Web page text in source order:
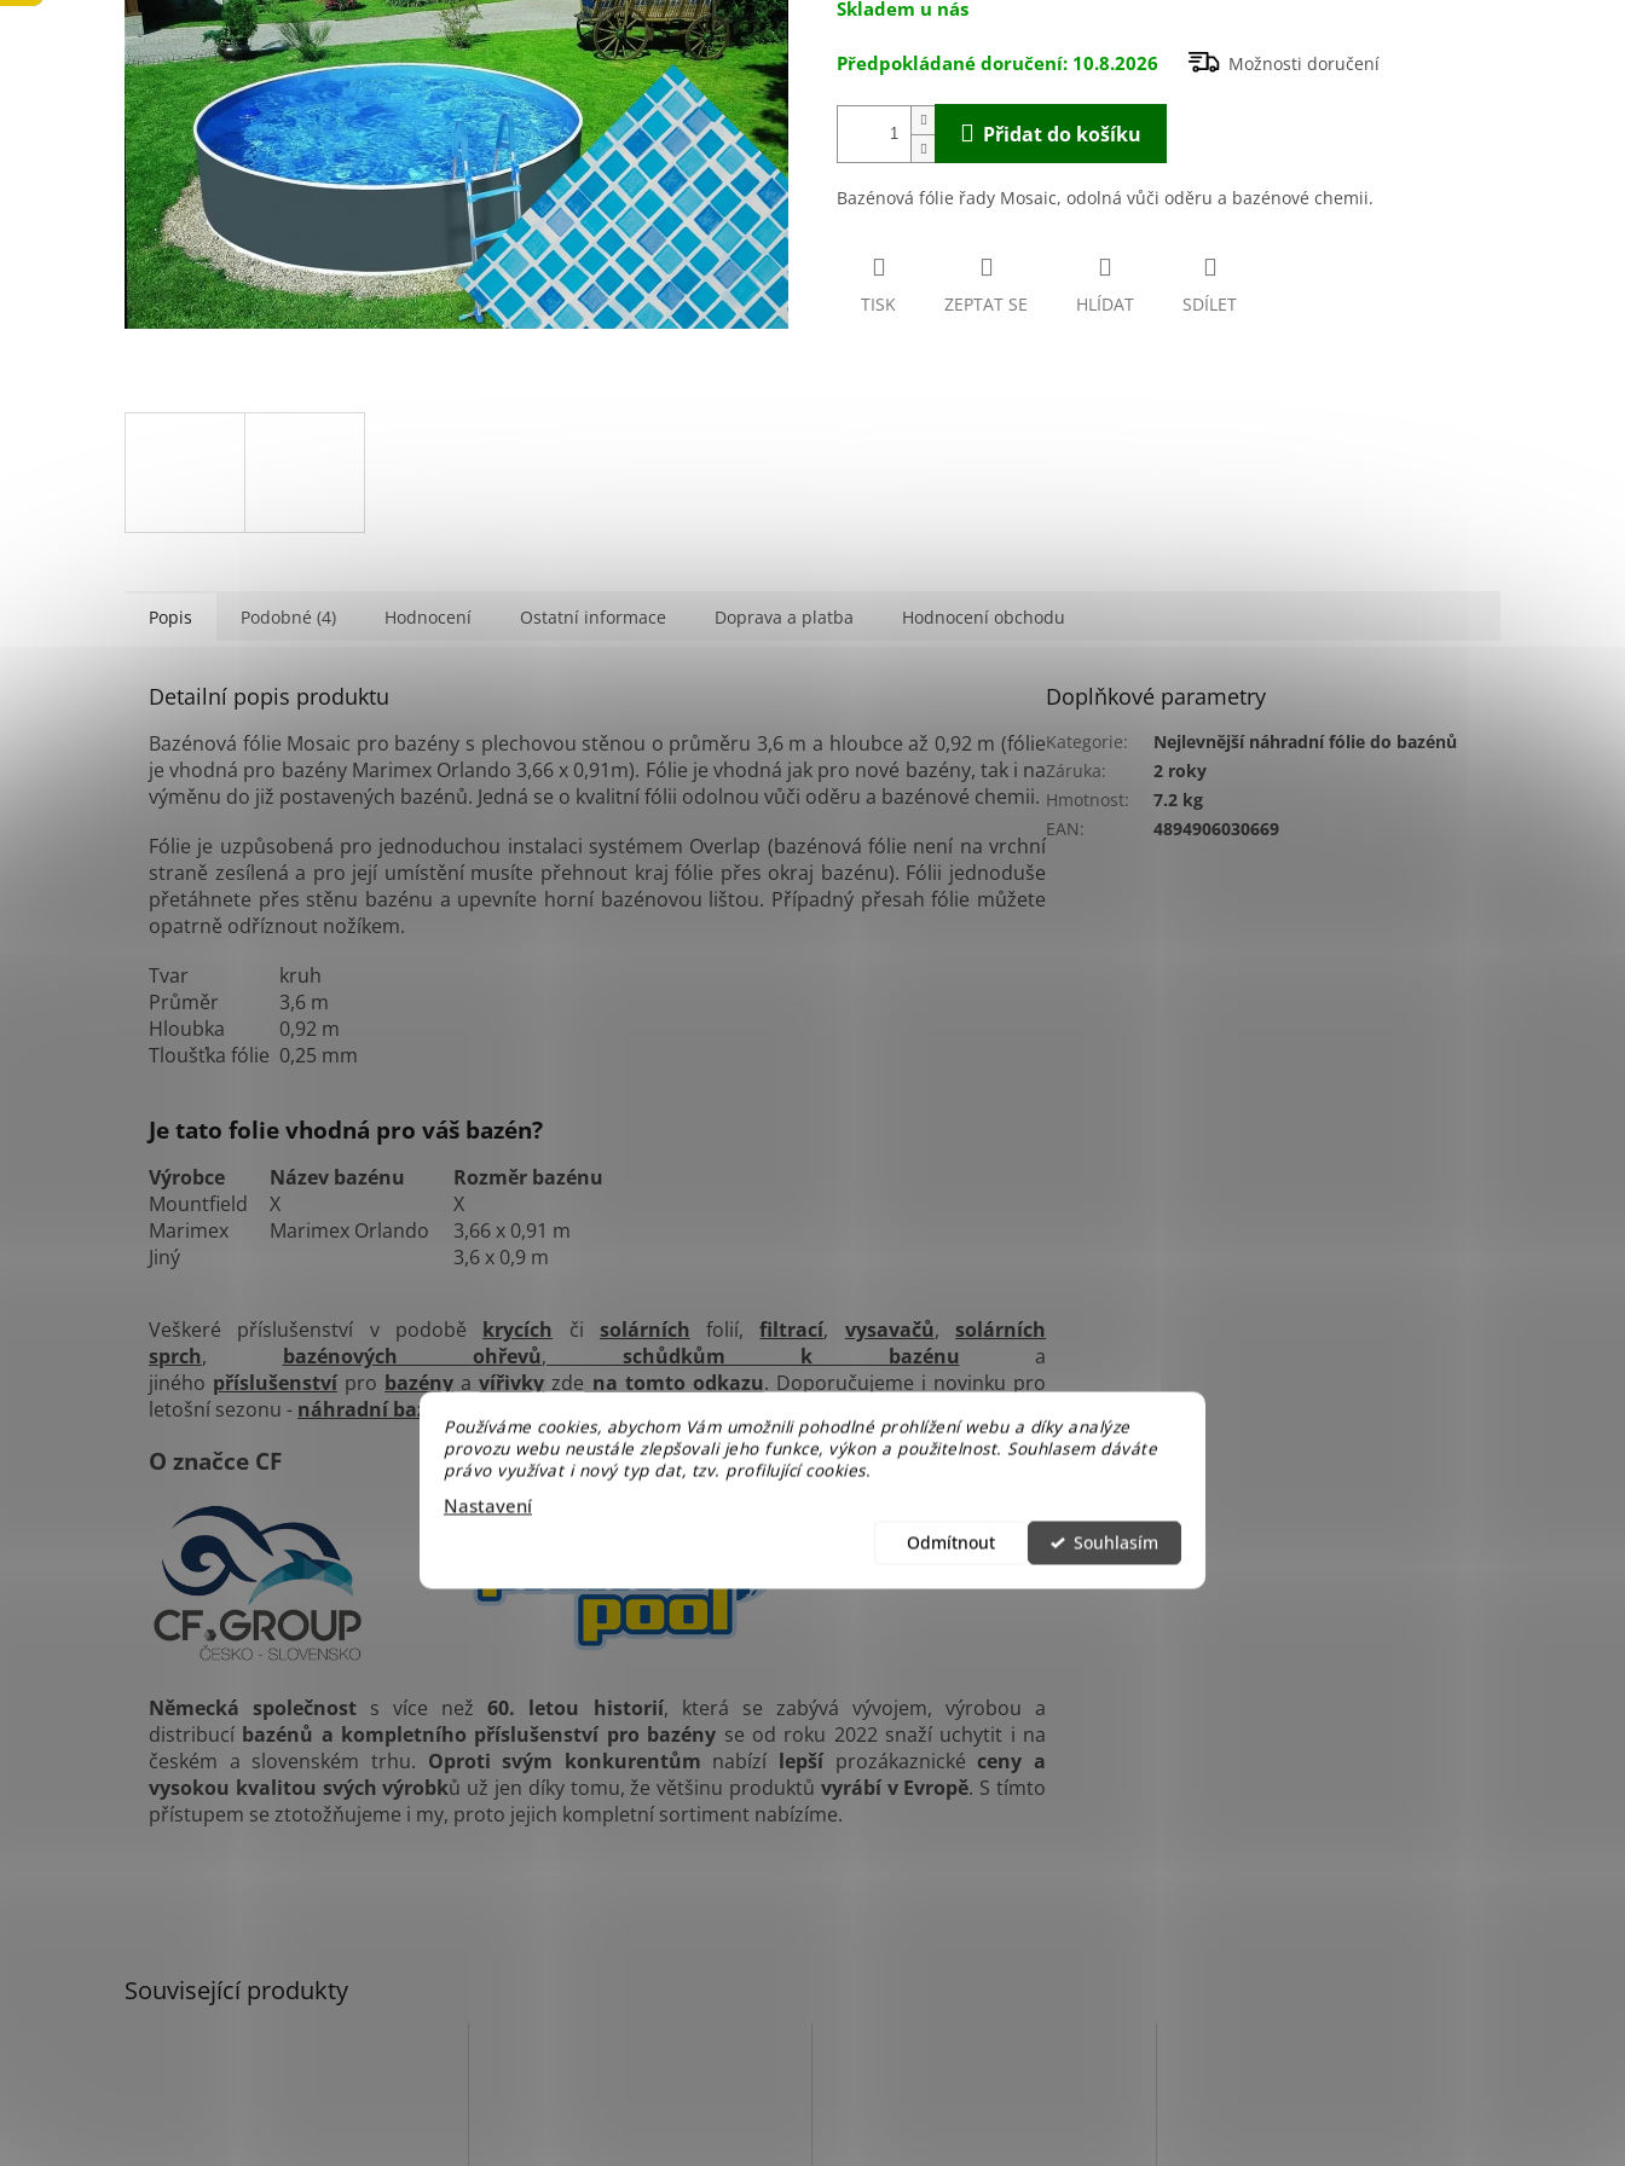
Používáme cookies, abychom Vám umožnili pohodlné prohlížení webu a díky analýze
provozu webu neustále zlepšovali jeho funkce, výkon a použitelnost. Souhlasem dáváte
právo využívat i nový typ dat, tzv. profilující cookies.
Nastavení
Odmítnout Souhlasím
5
cena:
Skladem u nás
10.8.2026 Možnosti doručení
Přidat do košíku
Bazénová fólie řady Mosaic, odolná vůči oděru a bazénové chemii.
TISK ZEPTAT SE HLÍDAT SDÍLET
Související produkty
Popis Podobné (4) Hodnocení Ostatní informace Doprava a platba Hodnocení obchodu
Detailní popis produktu
Bazénová fólie Mosaic pro bazény s plechovou stěnou o průměru 3,6 m a hloubce až 0,92 m (fólie
je vhodná pro bazény Marimex Orlando 3,66 x 0,91m). Fólie je vhodná jak pro nové bazény, tak i na
výměnu do již postavených bazénů. Jedná se o kvalitní fólii odolnou vůči oděru a bazénové chemii.
Fólie je uzpůsobená pro jednoduchou instalaci systémem Overlap (bazénová fólie není na vrchní
straně zesílená a pro její umístění musíte přehnout kraj fólie přes okraj bazénu). Fólii jednoduše
přetáhnete přes stěnu bazénu a upevníte horní bazénovou lištou. Případný přesah fólie můžete
opatrně odříznout nožíkem.
Tvar
kruh
Průměr
3,6 m
Hloubka
0,92 m
Tloušťka fólie 0,25 mm
Je tato folie vhodná pro váš bazén?
Výrobce Název bazénu
Rozměr bazénu
Mountfield
X
X
Marimex
Marimex Orlando
3,66 x 0,91 m
Jiný
3,6 x 0,9 m
Veškeré příslušenství v podobě krycích či solárních folií,filtrací, vysavačů,solárních
sprch, bazénových ohřevů, schůdkům k bazénu a
jiného příslušenství pro bazény avířivky zde na tomto odkazu. Doporučujeme i novinku pro
letošní sezonu - náhradní bazenové foli
O značce CF
Německá společnost s více než60. letou historií, která se zabývá vývojem, výrobou a
distribucí bazénů a kompletního příslušenství pro bazény se od roku 2022 snaží uchytit i na
českém a slovenském trhu. Oproti svým konkurentům nabízí lepší prozákaznické ceny a
vysokou kvalitou svých výrobků už jen díky tomu, že většinu produktů vyrábí v Evropě. S tímto
přístupem se ztotožňujeme i my, proto jejich kompletní sortiment nabízíme.
Doplňkové parametry
Kategorie:
Nejlevnější náhradní fólie do bazénů
Záruka:
2 roky
Hmotnost:
7.2 kg
EAN: 4894906030669